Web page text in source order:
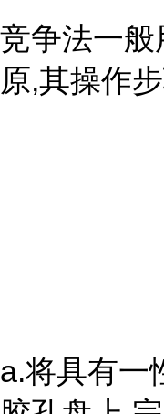
竞争法一
原,其操作
a.将具有一